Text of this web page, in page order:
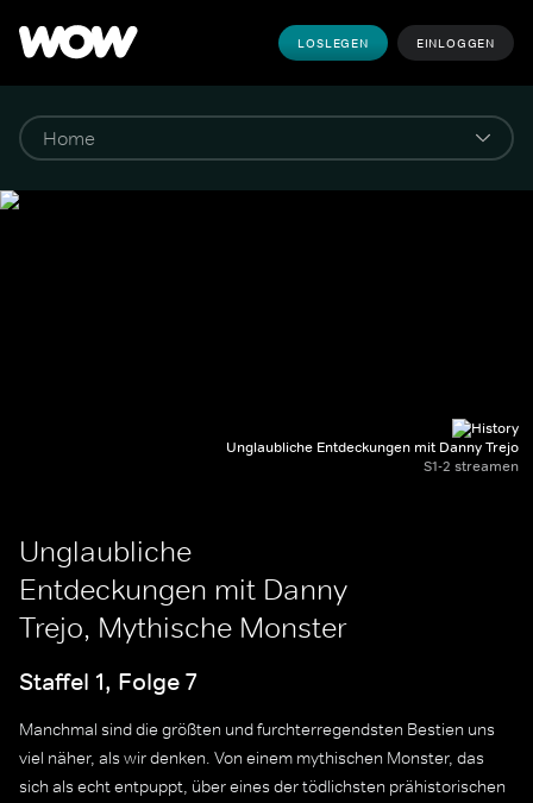
LOSLEGEN EINLOGGEN
Unglaubliche Entdeckungen mit Danny Trejo
S1-2 streamen
Unglaubliche
Entdeckungen mit Danny
Trejo, Mythische Monster
Staffel 1, Folge 7
Manchmal sind die größten und furchterregendsten Bestien uns
viel näher, als wir denken. Von einem mythischen Monster, das
sich als echt entpuppt, über eines der tödlichsten prähistorischen